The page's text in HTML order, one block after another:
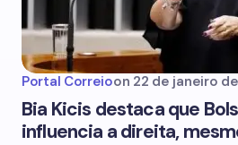
Portal Correioon 22 de janeiro
Bia Kicis destaca que
influencia a direita,